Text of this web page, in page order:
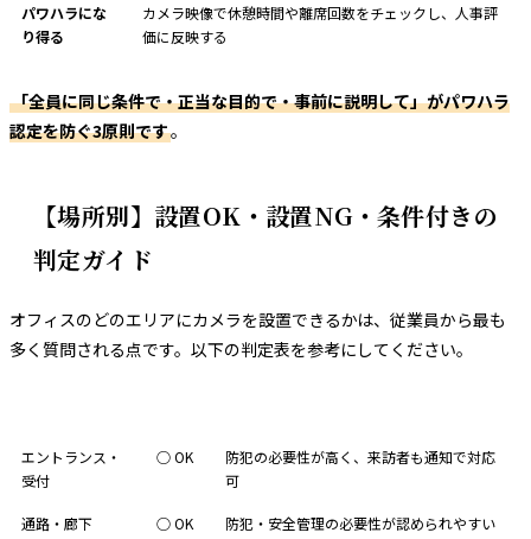
パワハラにな
り得る
カメラ映像で休憩時間や離席回数をチェックし、人事評
価に反映する
「全員に同じ条件で・正当な目的で・事前に説明して」がパワハラ
認定を防ぐ3原則です。
【場所別】設置OK・設置NG・条件付きの
判定ガイド
オフィスのどのエリアにカメラを設置できるかは、従業員から最も
多く質問される点です。以下の判定表を参考にしてください。
エントランス・
受付
○ OK
防犯の必要性が高く、来訪者も通知で対応
可
通路・廊下 ○ OK 防犯・安全管理の必要性が認められやすい